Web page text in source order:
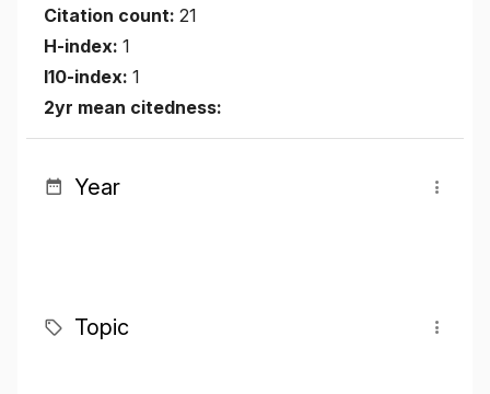
Citation count: 21
H-index: 1
I10-index: 1
2yr mean citedness:
Year
Topic